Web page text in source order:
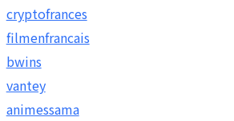
cryptofrances
filmenfrancais
bwins
vantey
animessama